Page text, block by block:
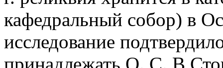
кафедральный собор) в
исследование